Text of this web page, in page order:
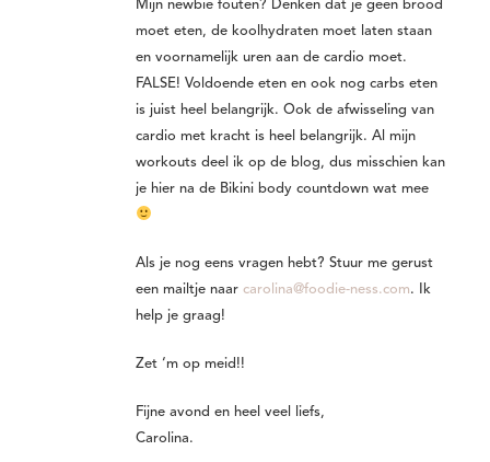
Mijn newbie fouten? Denken dat je geen brood
moet eten, de koolhydraten moet laten staan
en voornamelijk uren aan de cardio moet.
FALSE! Voldoende eten en ook nog carbs eten
is juist heel belangrijk. Ook de afwisseling van
cardio met kracht is heel belangrijk. Al mijn
workouts deel ik op de blog, dus misschien kan
je hier na de Bikini body countdown wat mee
Als je nog eens vragen hebt? Stuur me gerust
een mailtje naar carolina@foodie-ness.com. Ik
help je graag!
Zet ‘m op meid!!
Fijne avond en heel veel liefs,
Carolina.